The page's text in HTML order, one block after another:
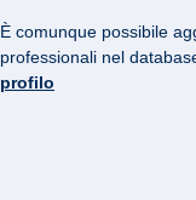
È comunque possibile
professionali nel
profilo